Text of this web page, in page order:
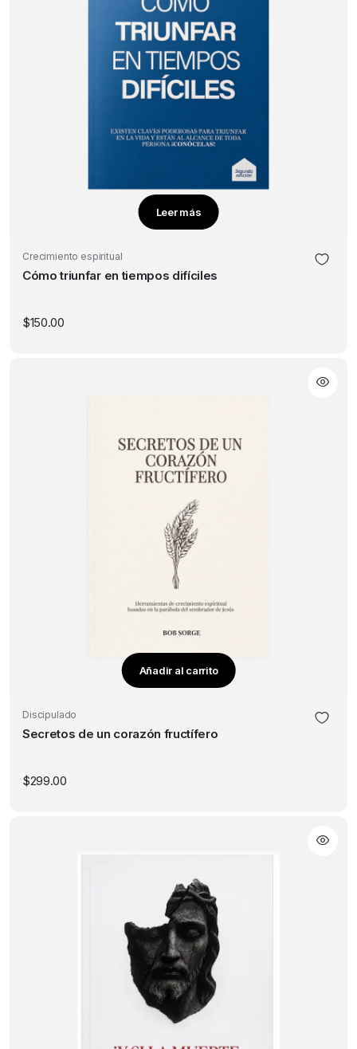
Leer más
Crecimiento espiritual
Cómo triunfar en tiempos difíciles
$150.00
Añadir al carrito
Discipulado
Secretos de un corazón fructífero
$299.00